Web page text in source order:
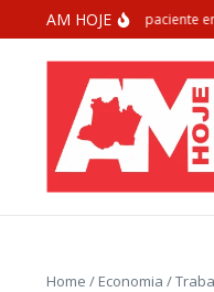
Ir para o conteúdo
AM HOJE
resgata paciente em
Home / Economia /